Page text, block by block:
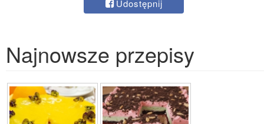
Udostępnij
Najnowsze przepisy